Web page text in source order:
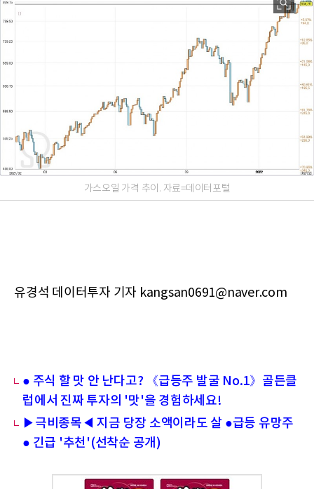
가스오일 가격 추이. 자료=데이터포털
유경석 데이터투자 기자 kangsan0691@naver.com
● 주식 할 맛 안 난다고? 《급등주 발굴 No.1》골든클
럽에서 진짜 투자의 '맛'을 경험하세요!
▶극비종목◀ 지금 당장 소액이라도 살 ●급등 유망주
● 긴급 '추천'(선착순 공개)